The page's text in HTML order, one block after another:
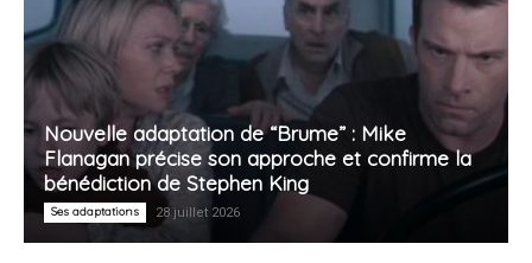
Nouvelle adaptation de “Brume” : Mike
Flanagan précise son approche et confirme la
bénédiction de Stephen King
Ses adaptations 28 juillet 2026